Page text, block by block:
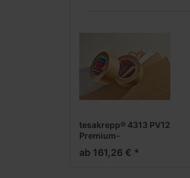
tesakrepp® 4313 PV12
Premium-
ab 161,26 € *